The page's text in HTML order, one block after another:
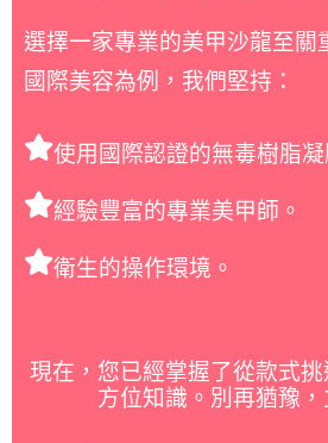
選擇一家專業的美甲沙龍至關
國際美容為例，我們堅持：
使用國際認證的無毒樹脂凝
經驗豐富的專業美甲師。
衛生的操作環境。
現在，您已經掌握了從款式
方位知識。別再猶豫，